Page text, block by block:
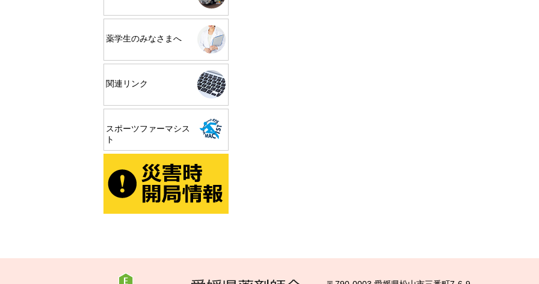
薬学生のみなさまへ
関連リンク
スポーツファーマシス
ト